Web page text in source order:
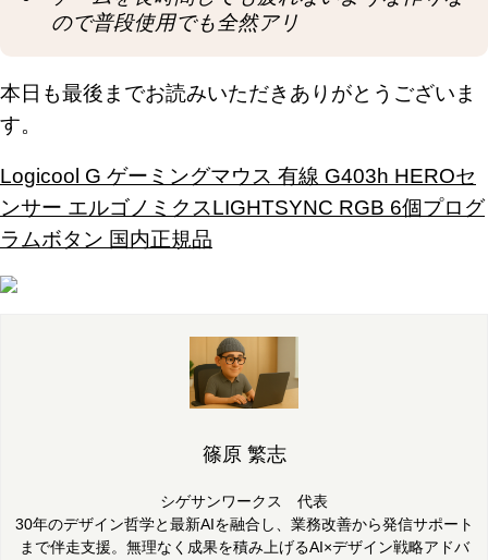
ので普段使用でも全然アリ
本日も最後までお読みいただきありがとうございま
す。
Logicool G ゲーミングマウス 有線 G403h HEROセ
ンサー エルゴノミクスLIGHTSYNC RGB 6個プログ
ラムボタン 国内正規品
篠原 繁志
シゲサンワークス 代表
30年のデザイン哲学と最新AIを融合し、業務改善から発信サポート
まで伴走支援。無理なく成果を積み上げるAI×デザイン戦略アドバ